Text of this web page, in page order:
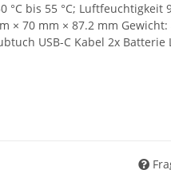
bis 55 °C; Luftfeuchtigkeit
× 70 mm × 87.2 mm Gewicht:
USB-C Kabel 2x Batterie